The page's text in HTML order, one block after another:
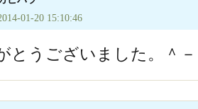
01-20 15:10:46
とうございました。＾